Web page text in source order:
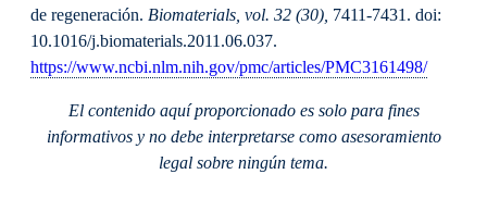
de regeneración. Biomaterials, vol. 32 (30), 7411-7431. doi:
10.1016/j.biomaterials.2011.06.037.
https://www.ncbi.nlm.nih.gov/pmc/articles/PMC3161498/
El contenido aquí proporcionado es solo para fines
informativos y no debe interpretarse como asesoramiento
legal sobre ningún tema.